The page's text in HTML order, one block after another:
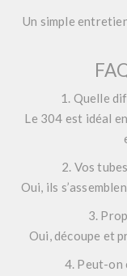
Un simple
1. Quelle
Le 304 est idéal
2. Vos
Oui, ils
3.
Oui, découpe et
4. Peut-on